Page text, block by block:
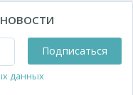
Подписаться
данных